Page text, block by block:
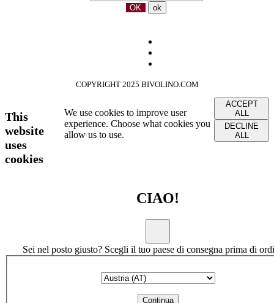
COPYRIGHT 2025 BIVOLINO.COM
This
website
uses
cookies
We use cookies to improve user
experience. Choose what cookies you
allow us to use.
ACCEPT
ALL
DECLINE
ALL
CIAO!
Sei nel posto giusto? Scegli il tuo paese di consegna prima di
Continua